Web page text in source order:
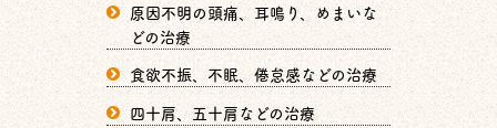
原因不明の頭痛、耳鳴り、めまいな
どの治療
食欲不振、不眠、倦怠感などの治療
四十肩、五十肩などの治療